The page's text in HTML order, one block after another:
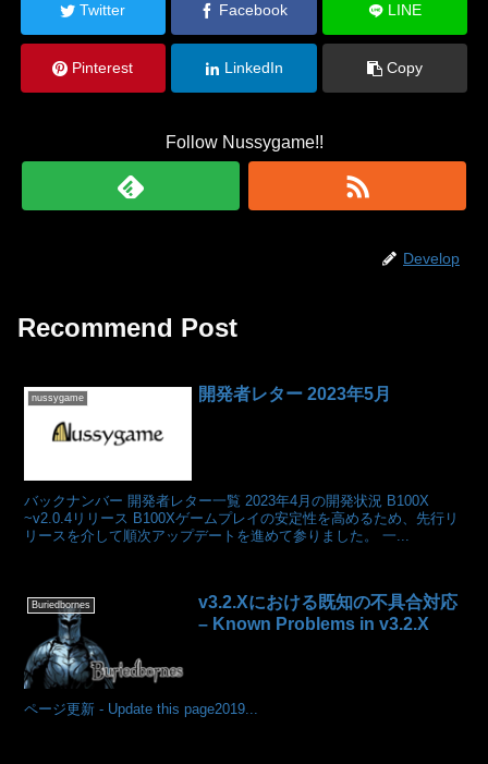
Twitter Facebook LINE
Pinterest LinkedIn Copy
Follow Nussygame!!
Develop
Recommend Post
nussygame 開発者レター 2023年5月
バックナンバー 開発者レター一覧 2023年4月の開発状況 B100X
~v2.0.4リリース B100Xゲームプレイの安定性を高めるため、先行リ
リースを介して順次アップデートを進めて参りました。 一...
Buriedbornes
v3.2.Xにおける既知の不具合対応
– Known Problems in v3.2.X
ページ更新 - Update this page2019...